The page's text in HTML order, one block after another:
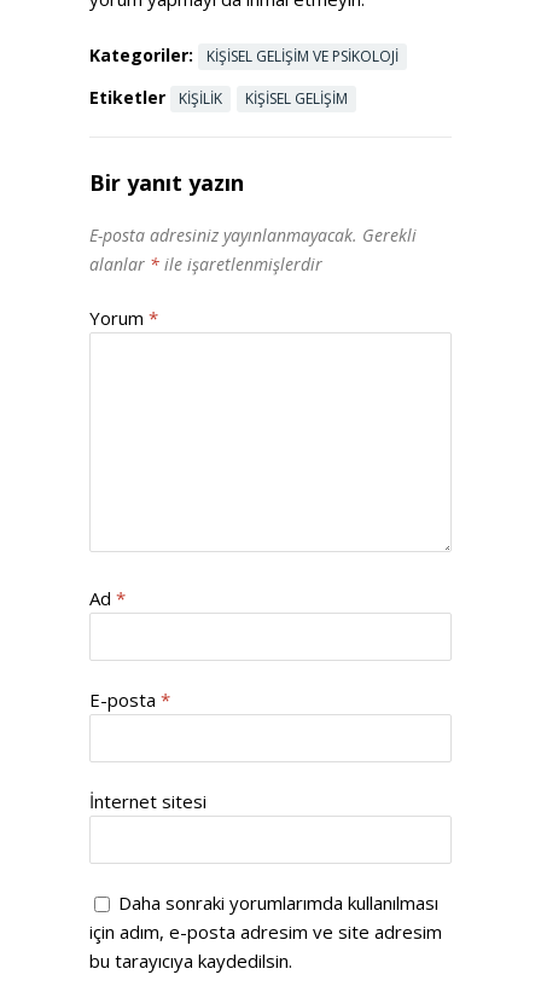
Kategoriler: KIŞISEL GELIŞIM VE PSIKOLOJI
Etiketler KIŞILIK KIŞISEL GELIŞIM
Bir yanıt yazın
E-posta adresiniz yayınlanmayacak. Gerekli
alanlar * ile işaretlenmişlerdir
Yorum *
Ad *
E-posta *
İnternet sitesi
Daha sonraki yorumlarımda kullanılması
için adım, e-posta adresim ve site adresim
bu tarayıcıya kaydedilsin.